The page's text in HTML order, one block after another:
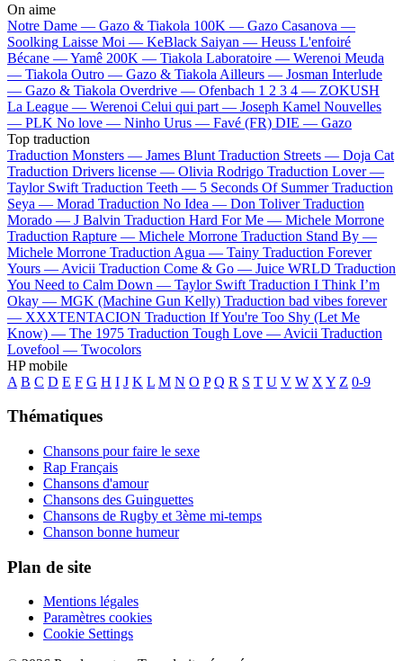
On aime
Notre Dame — Gazo & Tiakola 100K — Gazo Casanova —
Soolking Laisse Moi — KeBlack Saiyan — Heuss L'enfoiré
Bécane —Yamê 200K — Tiakola Laboratoire — Werenoi Meuda
— Tiakola Outro — Gazo & Tiakola Ailleurs — Josman Interlude
— Gazo & Tiakola Overdrive — Ofenbach 1 2 3 4 — ZOKUSH
La League — Werenoi Celui qui part — Joseph Kamel Nouvelles
— PLK No love — Ninho Urus — Favé (FR) DIE — Gazo
Top traduction
Traduction Monsters — James Blunt Traduction Streets — Doja Cat
Traduction Drivers license — Olivia Rodrigo Traduction Lover —
Taylor Swift Traduction Teeth — 5 Seconds Of Summer Traduction
Seya — Morad Traduction No Idea — Don Toliver Traduction
Morado — J Balvin Traduction Hard For Me — Michele Morrone
Traduction Rapture — Michele Morrone Traduction Stand By —
Michele Morrone Traduction Agua — Tainy Traduction Forever
Yours — Avicii Traduction Come & Go — Juice WRLD Traduction
You Need to Calm Down — Taylor Swift Traduction I Think I’m
Okay — MGK (Machine Gun Kelly) Traduction bad vibes forever
— XXXTENTACION Traduction If You're Too Shy (Let Me
Know) — The 1975 Traduction Tough Love — Avicii Traduction
Lovefool — Twocolors
HP mobile
A B C D E F G H I J K L M N O P Q R S T U V W X Y Z 0-9
Thématiques
Chansons pour faire le sexe
Rap Français
Chansons d'amour
Chansons des Guinguettes
Chansons de Rugby et 3ème mi-temps
Chanson bonne humeur
Plan de site
Mentions légales
Paramètres cookies
Cookie Settings